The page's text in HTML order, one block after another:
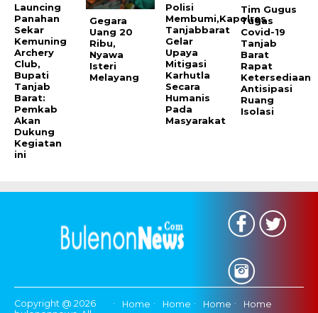
Launcing
Panahan
Sekar
Kemuning
Archery
Club,
Bupati
Tanjab
Barat:
Pemkab
Akan
Dukung
Kegiatan
ini
Gegara
Uang 20
Ribu,
Nyawa
Isteri
Melayang
Polisi
Membumi,Kapolres
Tanjabbarat
Gelar
Upaya
Mitigasi
Karhutla
Secara
Humanis
Pada
Masyarakat
Tim Gugus
Tugas
Covid-19
Tanjab
Barat
Rapat
Ketersediaan
Antisipasi
Ruang
Isolasi
Copyright @ 2026
Home Home Home Home